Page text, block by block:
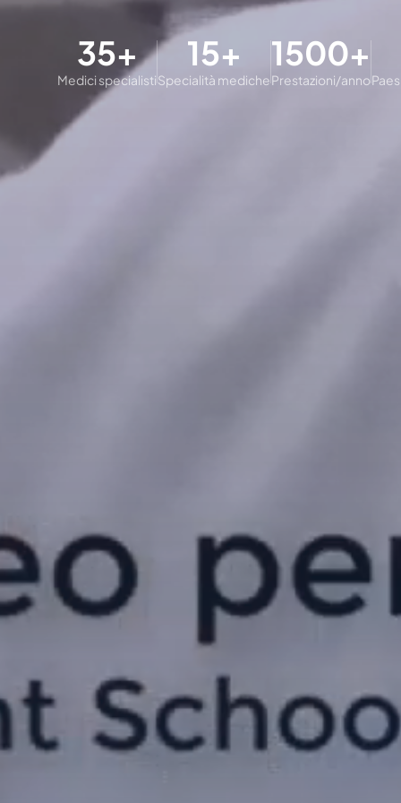
35+
Medici specialisti
15+
Specialità mediche
1500+
Prestazioni/anno